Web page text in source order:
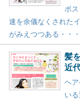
ポ
速を余儀なくされた
がみえつつある・・
髪
近
ヘ
い